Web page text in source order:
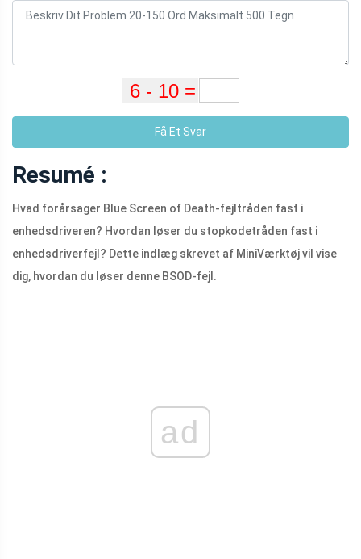
Få Et Svar
Resumé :
Hvad forårsager Blue Screen of Death-fejltråden fast i
enhedsdriveren? Hvordan løser du stopkodetråden fast i
enhedsdriverfejl? Dette indlæg skrevet af MiniVærktøj vil vise
dig, hvordan du løser denne BSOD-fejl.
ad